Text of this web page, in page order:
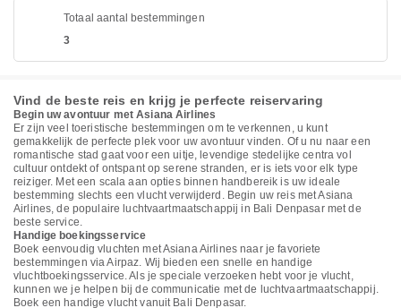
Totaal aantal bestemmingen
3
Vind de beste reis en krijg je perfecte reiservaring
Begin uw avontuur met Asiana Airlines
Er zijn veel toeristische bestemmingen om te verkennen, u kunt
gemakkelijk de perfecte plek voor uw avontuur vinden. Of u nu naar een
romantische stad gaat voor een uitje, levendige stedelijke centra vol
cultuur ontdekt of ontspant op serene stranden, er is iets voor elk type
reiziger. Met een scala aan opties binnen handbereik is uw ideale
bestemming slechts een vlucht verwijderd. Begin uw reis met Asiana
Airlines, de populaire luchtvaartmaatschappij in Bali Denpasar met de
beste service.
Handige boekingsservice
Boek eenvoudig vluchten met Asiana Airlines naar je favoriete
bestemmingen via Airpaz. Wij bieden een snelle en handige
vluchtboekingsservice. Als je speciale verzoeken hebt voor je vlucht,
kunnen we je helpen bij de communicatie met de luchtvaartmaatschappij.
Boek een handige vlucht vanuit Bali Denpasar.